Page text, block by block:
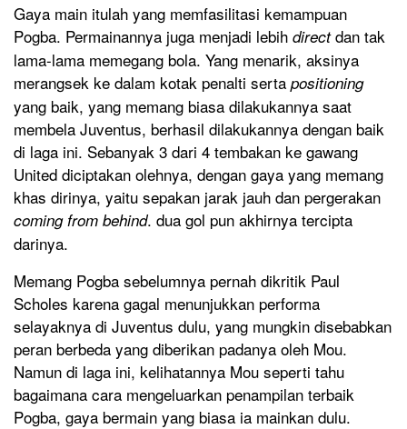
Gaya main itulah yang memfasilitasi kemampuan
Pogba. Permainannya juga menjadi lebih directdan tak
lama-lama memegang bola. Yang menarik, aksinya
merangsek ke dalam kotak penalti serta positioning
yang baik, yang memang biasa dilakukannya saat
membela Juventus, berhasil dilakukannya dengan baik
di laga ini. Sebanyak 3 dari 4 tembakan ke gawang
United diciptakan olehnya, dengan gaya yang memang
khas dirinya, yaitu sepakan jarak jauh dan pergerakan
coming from behind. dua gol pun akhirnya tercipta
darinya.
Memang Pogba sebelumnya pernah dikritik Paul
Scholes karena gagal menunjukkan performa
selayaknya di Juventus dulu, yang mungkin disebabkan
peran berbeda yang diberikan padanya oleh Mou.
Namun di laga ini, kelihatannya Mou seperti tahu
bagaimana cara mengeluarkan penampilan terbaik
Pogba, gaya bermain yang biasa ia mainkan dulu.